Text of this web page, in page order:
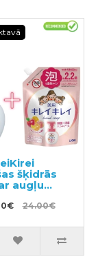
šķidrās
augļu
250ml +
450ml
24.00€